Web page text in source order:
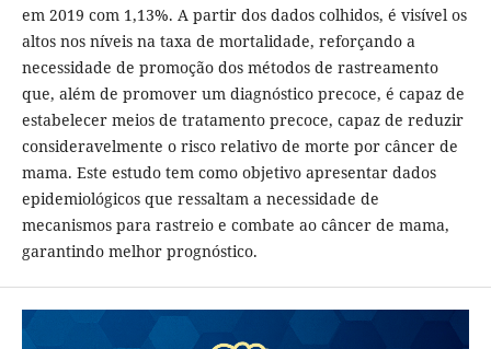
em 2019 com 1,13%. A partir dos dados colhidos, é visível os
altos nos níveis na taxa de mortalidade, reforçando a
necessidade de promoção dos métodos de rastreamento
que, além de promover um diagnóstico precoce, é capaz de
estabelecer meios de tratamento precoce, capaz de reduzir
consideravelmente o risco relativo de morte por câncer de
mama. Este estudo tem como objetivo apresentar dados
epidemiológicos que ressaltam a necessidade de
mecanismos para rastreio e combate ao câncer de mama,
garantindo melhor prognóstico.